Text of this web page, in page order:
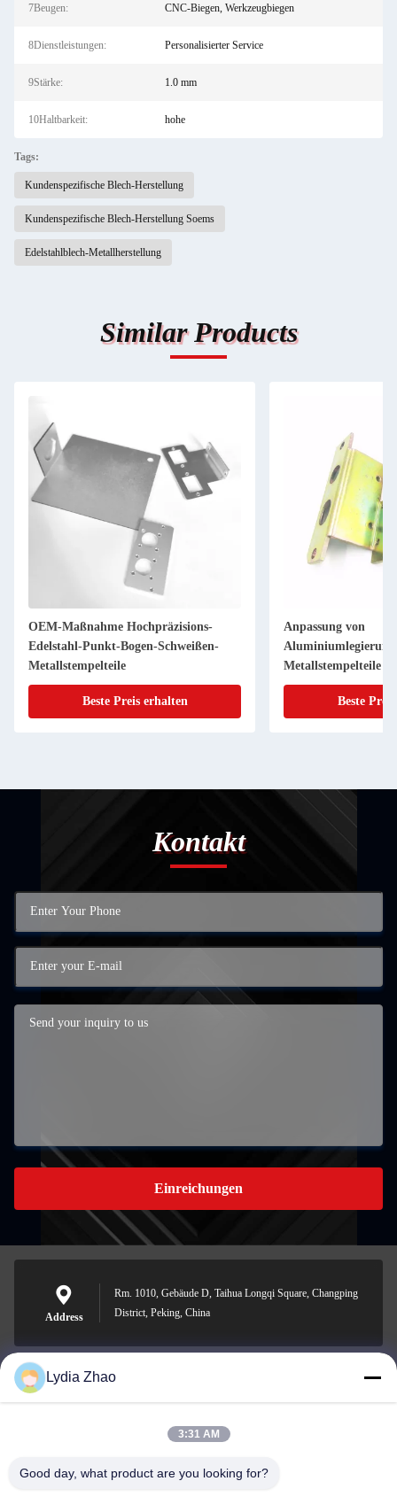
7Beugen: CNC-Biegen, Werkzeugbiegen
8Dienstleistungen: Personalisierter Service
9Stärke: 1.0 mm
10Haltbarkeit: hohe
Tags:
Kundenspezifische Blech-Herstellung
Kundenspezifische Blech-Herstellung Soems
Edelstahlblech-Metallherstellung
Similar Products
Anpassung von
Aluminiumlegierungsblechen
Metallstempelteile Biegen schwarze
Oberflächenbehandlung
Blechmetallherstellung
Beste Preis erhalten
Teile
Kontakt
Einreichungen
Address
Rm. 1010, Gebäude D, Taihua Longqi Square, Changping
District, Peking, China
jesingd@vip.sina.com
Lydia Zhao
3:31 AM
Good day, what product are you looking for?